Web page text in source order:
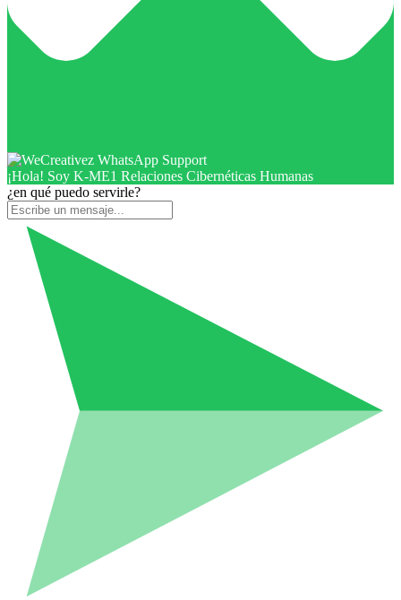
¡Hola! Soy K-ME1 Relaciones Cibernéticas Humanas
¿en qué puedo servirle?